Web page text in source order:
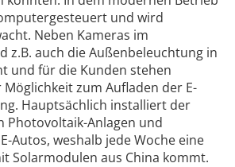
und wird
Neben Kameras im
z.B. auch die Außenbeleuchtung in
und für die Kunden stehen
zum Aufladen der E-
Hauptsächlich installiert der
Photovoltaik-Anlagen und
Autos, weshalb jede Woche eine
Solarmodulen aus China kommt.